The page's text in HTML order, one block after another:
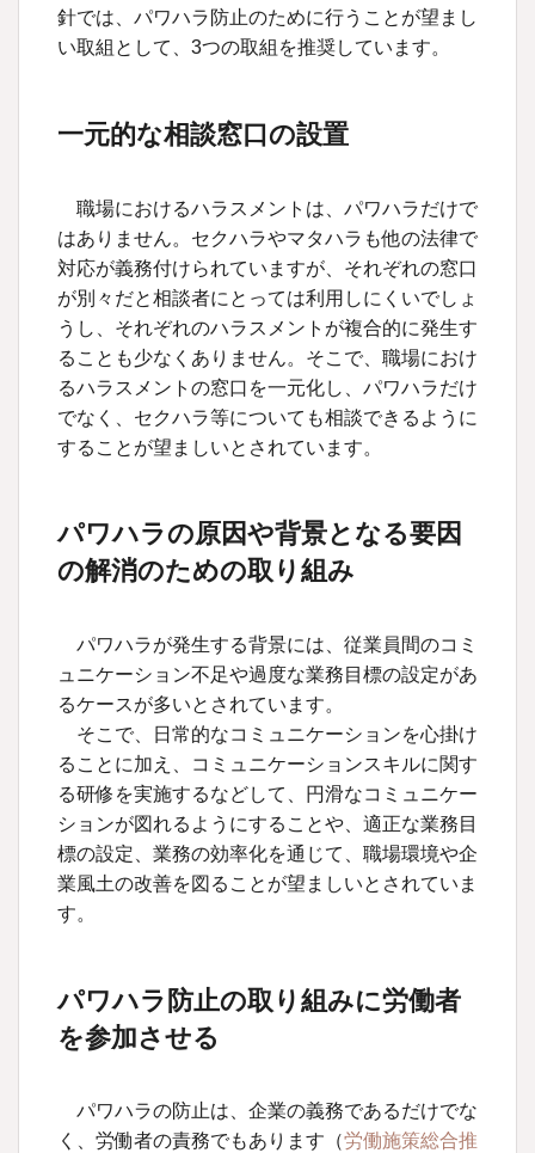
針では、パワハラ防止のために行うことが望まし
い取組として、3つの取組を推奨しています。
一元的な相談窓口の設置
職場におけるハラスメントは、パワハラだけで
はありません。セクハラやマタハラも他の法律で
対応が義務付けられていますが、それぞれの窓口
が別々だと相談者にとっては利用しにくいでしょ
うし、それぞれのハラスメントが複合的に発生す
ることも少なくありません。そこで、職場におけ
るハラスメントの窓口を一元化し、パワハラだけ
でなく、セクハラ等についても相談できるように
することが望ましいとされています。
パワハラの原因や背景となる要因
の解消のための取り組み
パワハラが発生する背景には、従業員間のコミ
ュニケーション不足や過度な業務目標の設定があ
るケースが多いとされています。
そこで、日常的なコミュニケーションを心掛け
ることに加え、コミュニケーションスキルに関す
る研修を実施するなどして、円滑なコミュニケー
ションが図れるようにすることや、適正な業務目
標の設定、業務の効率化を通じて、職場環境や企
業風土の改善を図ることが望ましいとされていま
す。
パワハラ防止の取り組みに労働者
を参加させる
パワハラの防止は、企業の義務であるだけでな
く、労働者の責務でもあります（労働施策総合推